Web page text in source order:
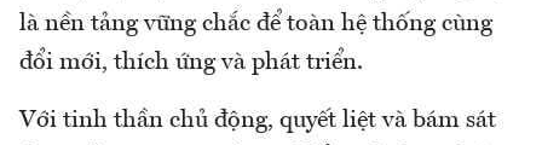
là nền tảng vững chắc để toàn hệ thống cùng
đổi mới, thích ứng và phát triển.
Với tinh thần chủ động, quyết liệt và bám sát